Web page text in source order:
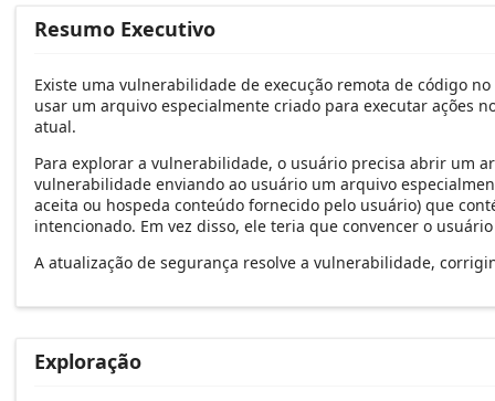
Resumo Executivo
Existe uma vulnerabilidade de execução remota de código
usar um arquivo especialmente criado para executar ações
atual.
Para explorar a vulnerabilidade, o usuário precisa abrir um
vulnerabilidade enviando ao usuário um arquivo
aceita ou hospeda conteúdo fornecido pelo usuário) que
intencionado. Em vez disso, ele teria que convencer o
A atualização de segurança resolve a vulnerabilidade,
Exploração